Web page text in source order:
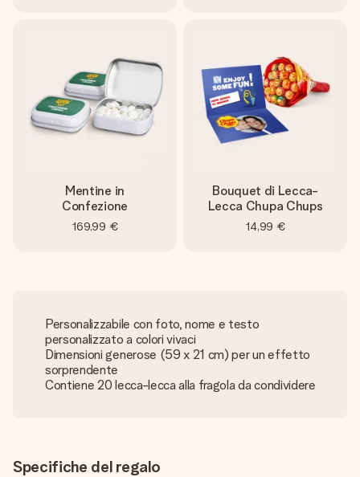
Mentine in
Confezione
169,99 €
Bouquet di Lecca-
Lecca Chupa Chups
14,99 €
Personalizzabile con foto, nome e testo
personalizzato a colori vivaci
Dimensioni generose (59 x 21 cm) per un effetto
sorprendente
Contiene 20 lecca-lecca alla fragola da condividere
Specifiche del regalo